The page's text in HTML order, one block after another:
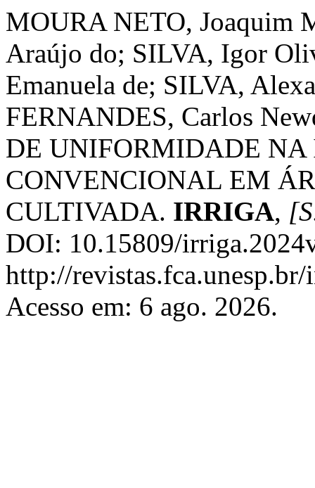
MOURA NETO, Joaquim
Araújo do; SILVA, Igor
Emanuela de; SILVA,
FERNANDES, Carlos
DE UNIFORMIDADE NA
CONVENCIONAL EM
CULTIVADA. IRRIGA,
DOI: 10.15809/
http://
Acesso em: 6 ago. 2026.